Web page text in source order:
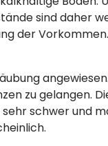
sind daher
der
zu gelangen.
schwer und